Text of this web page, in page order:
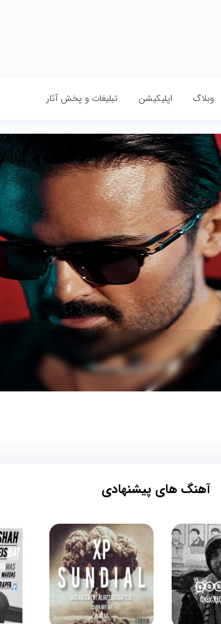
وبلاگ اپلیکیشن تبلیغات و پخش آثار
آهنگ های پیشنهادی